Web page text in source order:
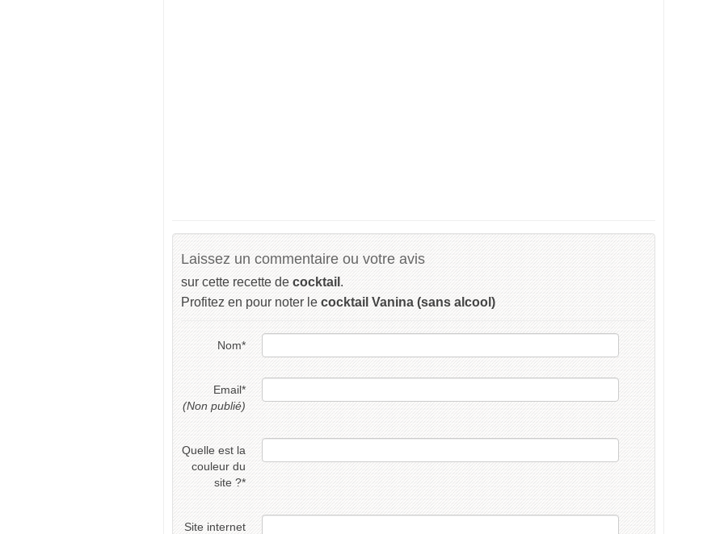
Laissez un commentaire ou votre avis
sur cette recette de cocktail .
Profitez en pour noter le cocktail Vanina (sans alcool)
Nom*
Email*
(Non publié)
Quelle est la
couleur du
site ?*
Site internet